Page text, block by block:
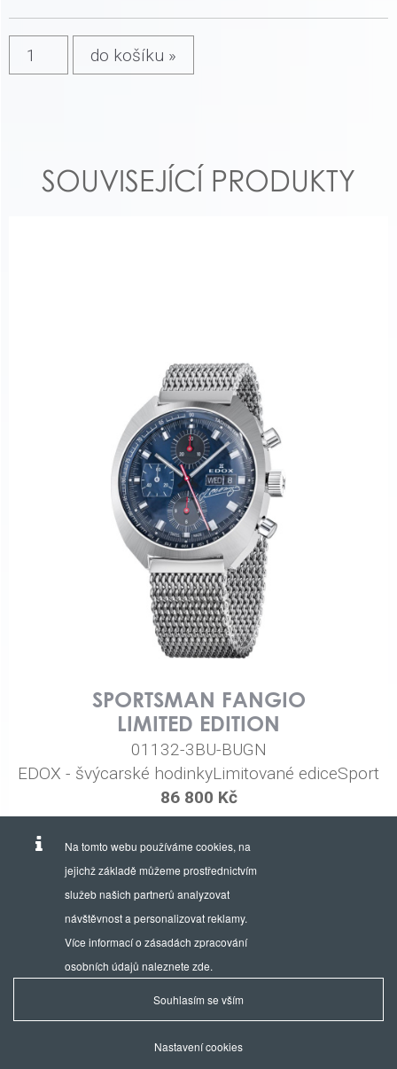
SOUVISEJÍCÍ PRODUKTY
SPORTSMAN FANGIO
LIMITED EDITION
01132-3BU-BUGN
EDOX - švýcarské hodinkyLimitované ediceSport
86 800 Kč
Na tomto webu používáme cookies, na
jejichž základě můžeme prostřednictvím
služeb našich partnerů analyzovat
návštěvnost a personalizovat reklamy.
Více informací o zásadách zpracování
osobních údajů naleznete zde.
Souhlasím se vším
Nastavení cookies